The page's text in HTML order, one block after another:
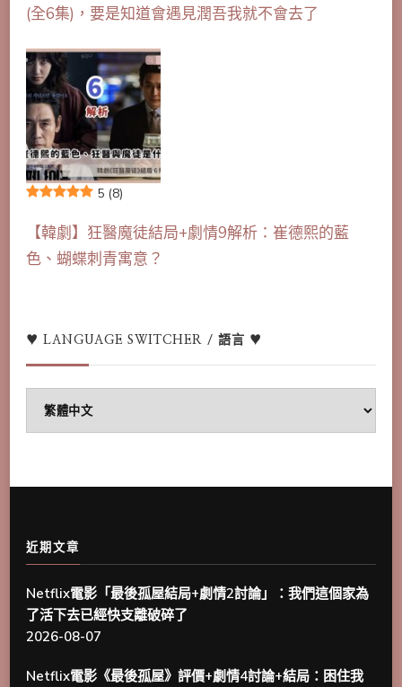
(全6集)，要是知道會遇見潤吾我就不會去了
5 (8)
【韓劇】狂醫魔徒結局+劇情9解析：崔德熙的藍
色、蝴蝶刺青寓意？
♥ LANGUAGE SWITCHER / 語言 ♥
♥
近期文章
Netflix電影「最後孤屋結局+劇情2討論」：我們這個家為
了活下去已經快支離破碎了
2026-08-07
Netflix電影《最後孤屋》評價+劇情4討論+結局：困住我